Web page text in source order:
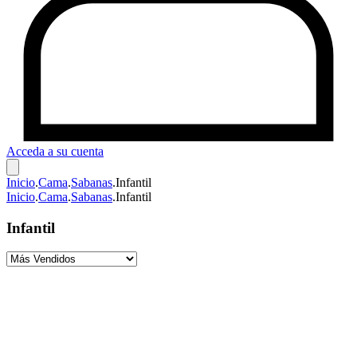
Acceda a su cuenta
Inicio.Cama.Sabanas.Infantil
Inicio.Cama.Sabanas.Infantil
Infantil